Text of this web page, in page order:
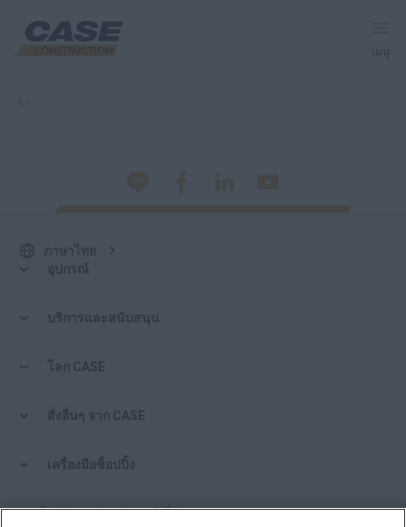
เมนู
ค้นหา
อุปกรณ์
บริการและสนับสนุน
โลก CASE
สิ่งอื่นๆ จาก CASE
เครื่องมือช็อปปิ้ง
คุณเป็นตัวแทนจำหน่ายหรือไม่?